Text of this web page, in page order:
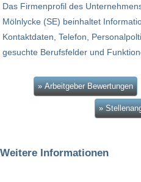
Das Firmenprofil des
Mölnlycke (SE) beinhaltet
Kontaktdaten, Telefon,
gesuchte Berufsfelder und
» Arbeitgeber Bewertungen
»
Weitere Informationen